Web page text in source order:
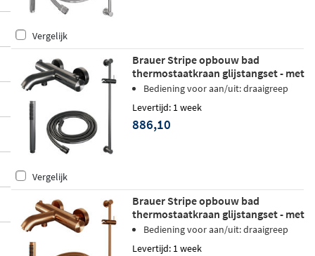
Vergelijk
Brauer Stripe opbouw bad
thermostaatkraan glijstangset - met
staafhanddouche - geborsteld
Bediening voor aan/uit: draaigreep
Levertijd: 1 week
886,10
Vergelijk
Brauer Stripe opbouw bad
thermostaatkraan glijstangset - met
staafhanddouche - geborsteld koper
Bediening voor aan/uit: draaigreep
Levertijd: 1 week